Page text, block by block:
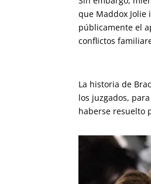
que Maddox
públicamente el
conflictos
La historia de
los juzgados,
haberse resuelto